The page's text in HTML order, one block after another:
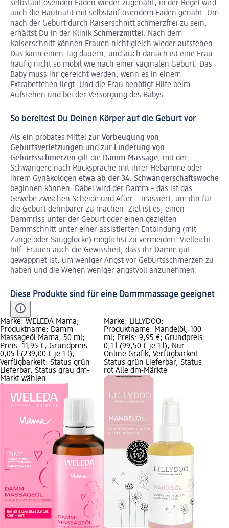
selbstauflösenden Fäden wieder zugenäht; in der Regel wird
auch die Hautnaht mit selbstauflösendem Faden genäht. Um
nach der Geburt durch Kaiserschnitt schmerzfrei zu sein,
erhältst Du in der Klinik Schmerzmittel. Nach dem
Kaiserschnitt können Frauen nicht gleich wieder aufstehen.
Das kann einen Tag dauern, und auch danach ist eine Frau
häufig nicht so mobil wie nach einer vaginalen Geburt. Das
Baby muss ihr gereicht werden, wenn es in einem
Extrabettchen liegt. Und die Frau benötigt Hilfe beim
Aufstehen und bei der Versorgung des Babys.
So bereitest Du Deinen Körper auf die Geburt vor
Als ein probates Mittel zur Vorbeugung von
Geburtsverletzungen und zur Linderung von
Geburtsschmerzen gilt die Damm-Massage, mit der
Schwangere nach Rücksprache mit ihrer Hebamme oder
ihrem Gynäkologen etwa ab der 34. Schwangerschaftswoche
beginnen können. Dabei wird der Damm – das ist das
Gewebe zwischen Scheide und After – massiert, um ihn für
die Geburt dehnbarer zu machen. Ziel ist es, einen
Dammriss unter der Geburt oder einen gezielten
Dammschnitt unter einer assistierten Entbindung (mit
Zange oder Saugglocke) möglichst zu vermeiden. Vielleicht
hilft Frauen auch die Gewissheit, dass ihr Damm gut
gewappnet ist, um weniger Angst vor Geburtsschmerzen zu
haben und die Wehen weniger angstvoll anzunehmen.
Diese Produkte sind für eine Dammmassage geeignet
Marke: WELEDA Mama;
Produktname: Damm
Massageöl Mama, 50 ml;
Preis: 11,95 €; Grundpreis:
0,05 l (239,00 € je 1 l);
Verfügbarkeit: Status grün
Lieferbar, Status grau dm-
Markt wählen
Marke: LILLYDOO;
Produktname: Mandelöl, 100
ml; Preis: 9,95 €; Grundpreis:
0,1 l (99,50 € je 1 l); Nur
Online Grafik; Verfügbarkeit:
Status grün Lieferbar, Status
rot Alle dm-Märkte